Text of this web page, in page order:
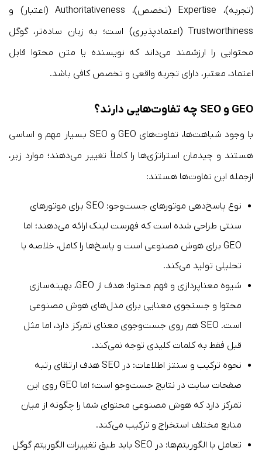
(تجربه)، Expertise (تخصص)، Authoritativeness (اعتبار) و
Trustworthiness (اعتمادپذیری) است؛ به زبان ساده‌تر، گوگل
محتوایی را ارزشمند می‌داند که نویسنده یا متن محتوا قابل
اعتماد، معتبر، دارای تجربه واقعی و تخصص کافی باشد.
GEO و SEO چه تفاوت‌هایی دارند؟
با وجود شباهت‌ها، تفاوت‌های GEO و SEO بسیار مهم و اساسی
هستند و چیدمان استراتژی‌ها را کاملاً تغییر می‌دهند؛ موارد زیر،
ازجمله این تفاوت‌ها هستند:
نوع پاسخ‌دهی موتورهای جست‌وجو: SEO برای موتورهای
سنتی طراحی شده است که فهرست لینک ارائه می‌دهند؛ اما
GEO برای هوش مصنوعی است و پاسخ‌ها را کامل، خلاصه یا
تحلیلی تولید می‌کند.
شیوه معناپردازی و فهم محتوا: هدف از GEO، بهینه‌سازی
محتوا و جستجوی معنایی برای مدل‌های هوش مصنوعی
است. SEO هم روی جست‌وجوی معنای تمرکز دارد، اما مثل
قبل فقط به کلمات کلیدی توجه نمی‌کند.
نحوه ترکیب و سنتز اطلاعات: در SEO هدف ارتقای رتبه
صفحات سایت در نتایج جست‌وجو است؛ اما GEO روی این
تمرکز دارد که هوش مصنوعی محتوای شما را چگونه از میان
منابع مختلف استخراج و ترکیب می‌کند.
تعامل با الگوریتم‌ها: در SEO باید طبق تغییرات الگوریتم گوگل